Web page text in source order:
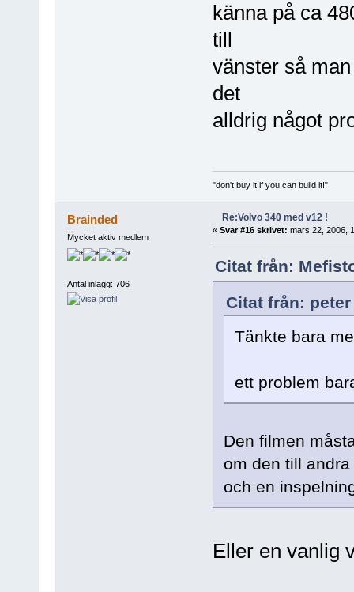
känna på ca
till
vänster så
det
alldrig något
"don't buy it if you can build it!"
Brainded
Mycket aktiv medlem
Antal inlägg: 706
Re:Volvo 340 med v12 !
« Svar #16 skrivet: mars 22, 2006,
Citat från:
Citat från:
Tänkte bara
ett problem
Den filmen
om den till
och en
Eller en vanlig